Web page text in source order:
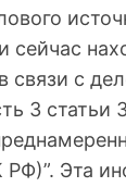
сейчас
связи с
3 статьи
РФ)”. Эта